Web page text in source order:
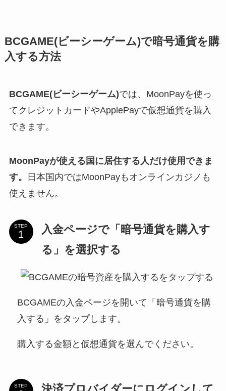
BCGAME(ビーシーゲーム)で暗号通貨を購
入する方法
BCGAME(ビーシーゲーム)では、MoonPayを使っ
てクレジットカードやApplePayで仮想通貨を購入
できます。
MoonPayが使える国に居住する人だけ使用できま
す。
日本国内ではMoonPayもオンラインカジノも
使えません。
STEP
入金ページで「暗号通貨を購入す
る」を選択する
BCGAMEの入金ページを開いて「暗号通貨を購
入する」をタップします。
購入する金額と仮想通貨を選んでください。
STEP